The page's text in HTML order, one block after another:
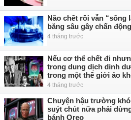
Não chết rồi vẫn “sống
băng sâu gây chấn
4 tháng trước
Nếu cơ thể chết đi
trong dung dịch dinh
trong một thế giới ảo
4 tháng trước
Chuyện hậu trường
suýt chút nữa phải
bánh Oreo